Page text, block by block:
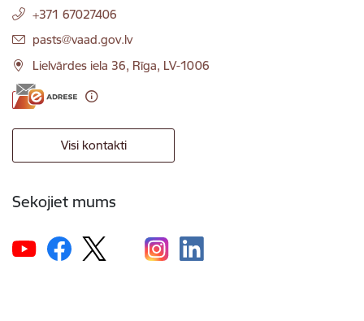
+371 67027406
E-pasts:
pasts@vaad.gov.lv
Lielvārdes iela 36, Rīga, LV-1006
Visi kontakti
Sekojiet mums